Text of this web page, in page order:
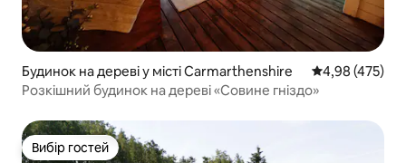
Будинок на дереві у місті Carmarthenshire Середня
4,98 (475)
Розкішний будинок на дереві «Совине гніздо»
Вибір гостей
Вибір гостей